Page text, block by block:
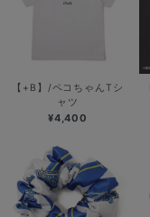
【+B】/ペコちゃんTシ
ャツ
¥4,400